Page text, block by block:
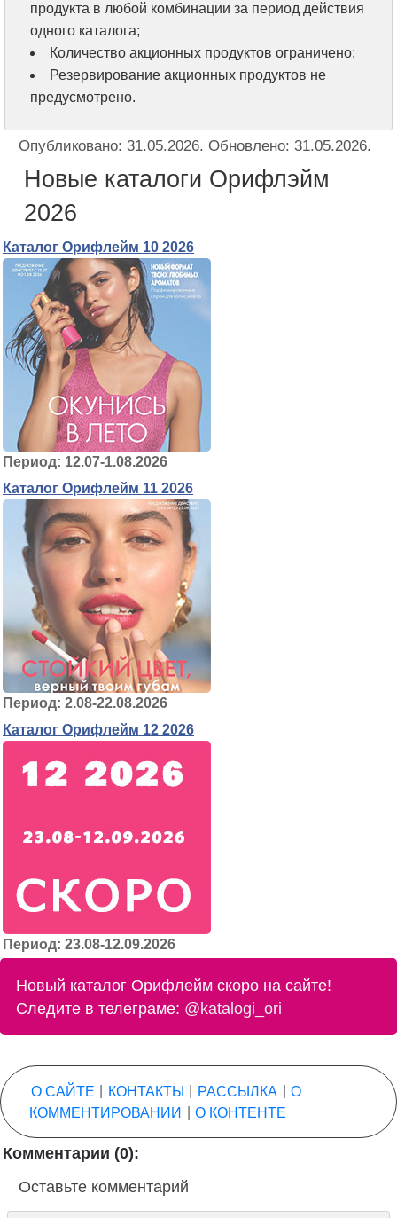
продукта в любой комбинации за период действия
одного каталога;
Количество акционных продуктов ограничено;
Резервирование акционных продуктов не
предусмотрено.
Опубликовано:31.05.2026. Обновлено:31.05.2026.
Новые каталоги Орифлэйм
2026
Каталог Орифлейм 10 2026
Период: 12.07-1.08.2026
Каталог Орифлейм 11 2026
Период: 2.08-22.08.2026
Каталог Орифлейм 12 2026
Период: 23.08-12.09.2026
Новый каталог Орифлейм скоро на сайте!
Следите в телеграме: @katalogi_ori
О САЙТЕ КОНТАКТЫ РАССЫЛКА
О
КОММЕНТИРОВАНИИ
О КОНТЕНТЕ
Комментарии (0):
Оставьте комментарий